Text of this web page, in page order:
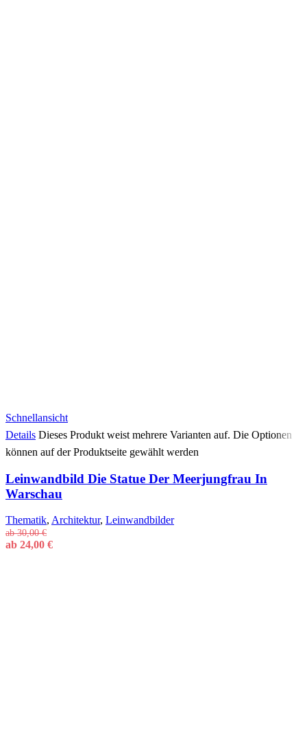
Schnellansicht
Details Dieses Produkt weist mehrere Varianten auf. Die Optionen
können auf der Produktseite gewählt werden
Leinwandbild Die Statue Der Meerjungfrau In
Warschau
Thematik, Architektur, Leinwandbilder
ab30,00€
ab 24,00 €